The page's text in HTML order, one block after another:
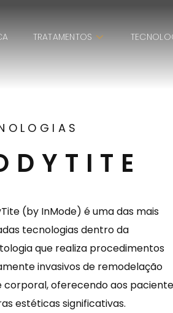
TRATAMENTOS
(by InMode) é uma das mais
tecnologias dentro da
que realiza procedimentos
invasivos de remodelação
corporal, oferecendo aos
estéticas significativas.